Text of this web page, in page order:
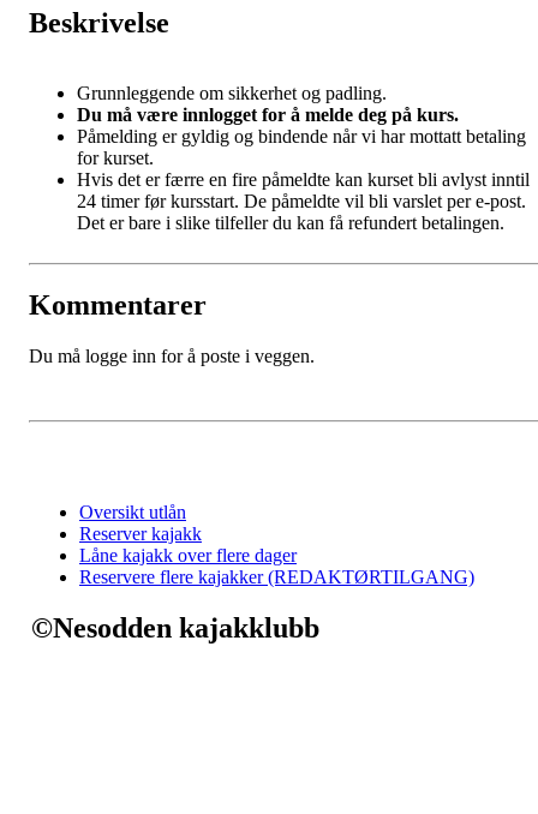
Beskrivelse
Grunnleggende om sikkerhet og padling.
Du må være innlogget for å melde deg på kurs.
Påmelding er gyldig og bindende når vi har mottatt betaling
for kurset.
Hvis det er færre en fire påmeldte kan kurset bli avlyst inntil
24 timer før kursstart. De påmeldte vil bli varslet per e-post.
Det er bare i slike tilfeller du kan få refundert betalingen.
Kommentarer
Du må logge inn for å poste i veggen.
Oversikt utlån
Reserver kajakk
Låne kajakk over flere dager
Reservere flere kajakker (REDAKTØRTILGANG)
©Nesodden kajakklubb